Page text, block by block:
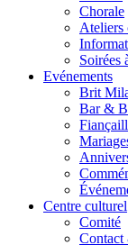
Chorale
Ateliers
Soirées
Evénements
Brit
Bar &
Centre culturel
Comité